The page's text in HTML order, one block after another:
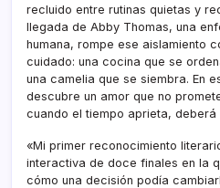
recluido entre rutinas quietas y
llegada de Abby Thomas, una
humana, rompe ese aislamiento
cuidado: una cocina que se
una camelia que se siembra. En
descubre un amor que no
cuando el tiempo aprieta,
«Mi primer reconocimiento
interactiva de doce finales en la
cómo una decisión podía